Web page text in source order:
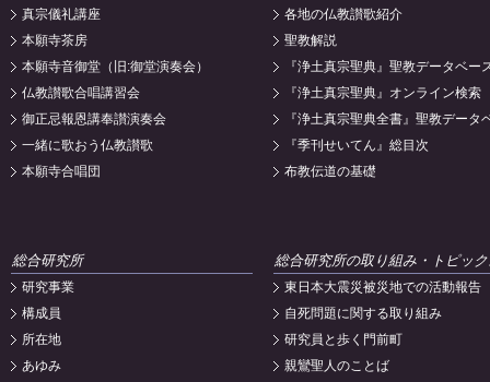
真宗儀礼講座
本願寺茶房
本願寺音御堂（旧:御堂演奏会）
仏教讃歌合唱講習会
御正忌報恩講奉讃演奏会
一緒に歌おう仏教讃歌
本願寺合唱団
各地の仏教讃歌紹介
聖教解説
『浄土真宗聖典』聖教データベー
『浄土真宗聖典』オンライン検索
『浄土真宗聖典全書』聖教データ
『季刊せいてん』総目次
布教伝道の基礎
総合研究所
研究事業
構成員
所在地
あゆみ
総合研究所の取り組み・トピッ
東日本大震災被災地での活動報告
自死問題に関する取り組み
研究員と歩く門前町
親鸞聖人のことば